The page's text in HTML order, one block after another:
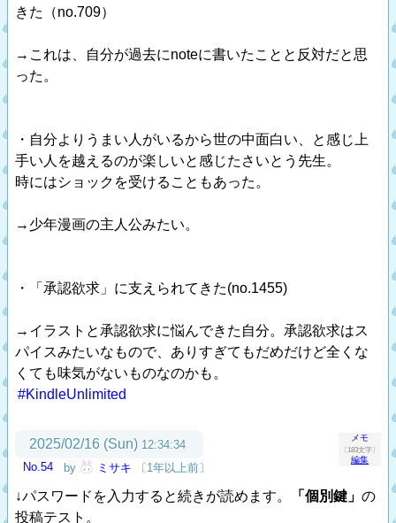
きた（no.709）
→これは、自分が過去にnoteに書いたことと反対だと思
った。
・自分よりうまい人がいるから世の中面白い、と感じ上
手い人を越えるのが楽しいと感じたさいとう先生。
時にはショックを受けることもあった。
→少年漫画の主人公みたい。
・「承認欲求」に支えられてきた(no.1455)
→イラストと承認欲求に悩んできた自分。承認欲求はス
パイスみたいなもので、ありすぎてもだめだけど全くな
くても味気がないものなのかも。
#KindleUnlimited
メモ
〔183文字〕
編集
2025/02/16 (Sun) 12:34:34
No.54
by ミサキ 〔1年以上前〕
↓パスワードを入力すると続きが読めます。 「個別鍵」 の
投稿テスト。